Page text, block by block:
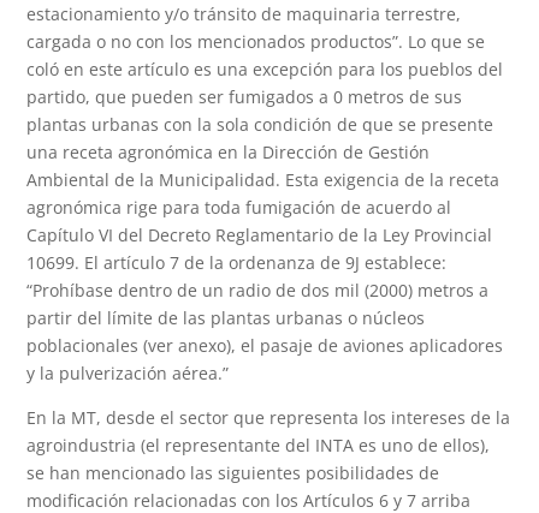
estacionamiento y/o tránsito de maquinaria terrestre,
cargada o no con los mencionados productos”. Lo que se
coló en este artículo es una excepción para los pueblos del
partido, que pueden ser fumigados a 0 metros de sus
plantas urbanas con la sola condición de que se presente
una receta agronómica en la Dirección de Gestión
Ambiental de la Municipalidad. Esta exigencia de la receta
agronómica rige para toda fumigación de acuerdo al
Capítulo VI del Decreto Reglamentario de la Ley Provincial
10699. El artículo 7 de la ordenanza de 9J establece:
“Prohíbase dentro de un radio de dos mil (2000) metros a
partir del límite de las plantas urbanas o núcleos
poblacionales (ver anexo), el pasaje de aviones aplicadores
y la pulverización aérea.”
En la MT, desde el sector que representa los intereses de la
agroindustria (el representante del INTA es uno de ellos),
se han mencionado las siguientes posibilidades de
modificación relacionadas con los Artículos 6 y 7 arriba